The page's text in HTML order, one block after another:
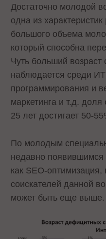
Достаточно молодой
одна из
большого объема
который способна
Чуть больший возраст
наблюдается среди
программирования и
маркетинга и т.д.
25 лет достигает 50-
По молодым
недавно
как SEO-
соискателей данной
может быть еще выше.